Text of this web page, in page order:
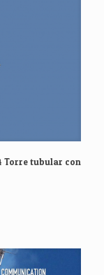
Torre tubular con